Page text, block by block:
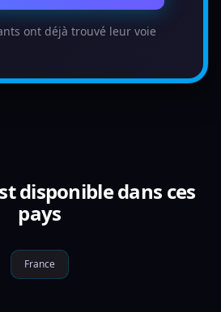
ont déjà trouvé leur voie
disponible dans ces
pays
France